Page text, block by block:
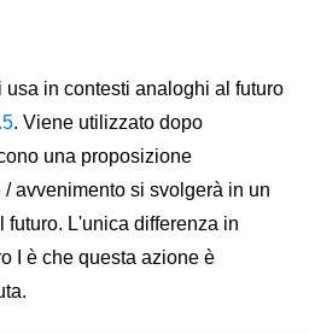
usa in contesti analoghi al futuro
. Viene utilizzato dopo
una proposizione
avvenimento si svolgerà in un
futuro. L'unica differenza in
I è che questa azione è